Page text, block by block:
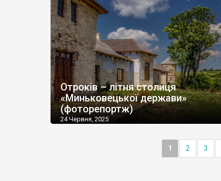
Отроків – літня столиця
«Миньковецької держави»
(фоторепортж)
24 Червня, 2025
1 2 3